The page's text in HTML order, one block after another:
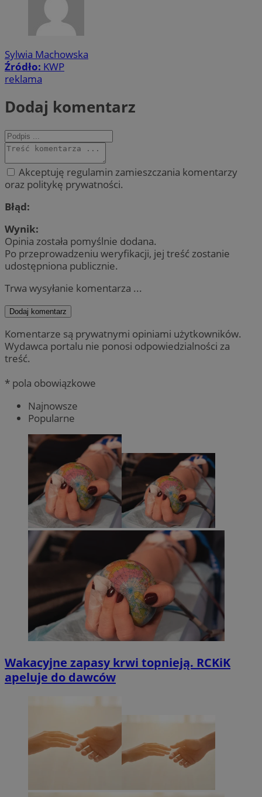
Sylwia Machowska
Źródło: KWP
reklama
Dodaj komentarz
Akceptuję regulamin zamieszczania komentarzy
oraz politykę prywatności.
Błąd:
Wynik:
Opinia została pomyślnie dodana.
Po przeprowadzeniu weryfikacji, jej treść zostanie
udostępniona publicznie.
Trwa wysyłanie komentarza ...
Dodaj komentarz
Komentarze są prywatnymi opiniami użytkowników.
Wydawca portalu nie ponosi odpowiedzialności za
treść.
* pola obowiązkowe
Najnowsze
Popularne
Wakacyjne zapasy krwi topnieją. RCKiK
apeluje do dawców